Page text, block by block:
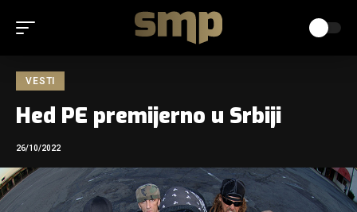
VESTI
Hed PE premijerno u Srbiji
26/10/2022